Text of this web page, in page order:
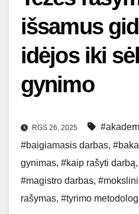
išsamus
idėjos iki
gynimo
RGS 26, 2025
#baigiamasis darbas,
gynimas, #kaip rašyti darbą,
#magistro darbas,
rašymas, #tyrimo